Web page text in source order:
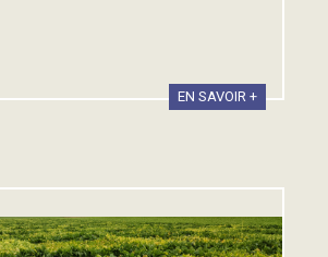
EN SAVOIR +